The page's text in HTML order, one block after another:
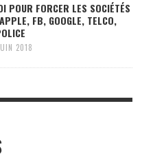
POUR FORCER LES SOCIÉTÉS
FB, GOOGLE, TELCO,
2018